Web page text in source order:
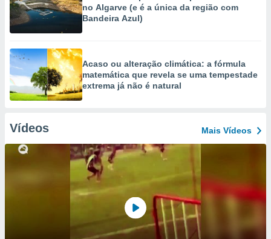
no Algarve (e é a única da região com
Bandeira Azul)
Acaso ou alteração climática: a fórmula
matemática que revela se uma tempestade
extrema já não é natural
Vídeos Mais Vídeos